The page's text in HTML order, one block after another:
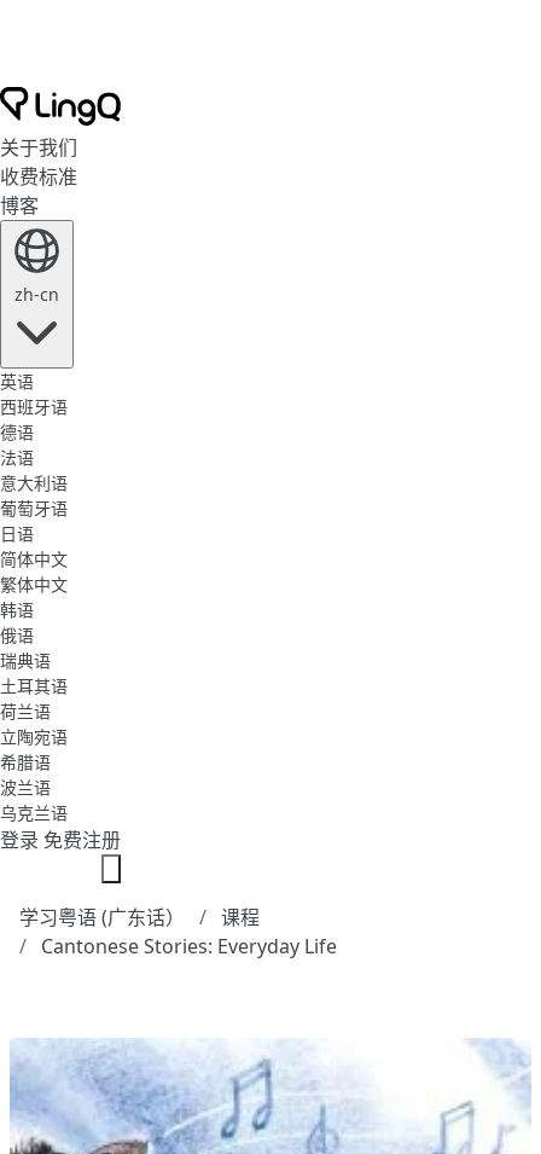
关于我们
收费标准
博客
zh-cn
英语
西班牙语
德语
法语
意大利语
葡萄牙语
日语
简体中文
繁体中文
韩语
俄语
瑞典语
土耳其语
荷兰语
立陶宛语
希腊语
波兰语
乌克兰语
登录 免费注册
学习粤语 (广东话）
课程
Cantonese Stories: Everyday Life